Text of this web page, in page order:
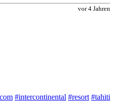
vor 4 Jahren
#intercontinental #resort #tahiti